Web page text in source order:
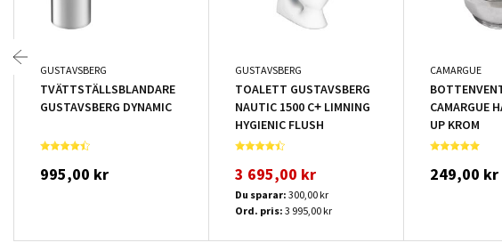
GUSTAVSBERG
TVÄTTSTÄLLSBLANDARE
GUSTAVSBERG DYNAMIC
995,00 kr
GUSTAVSBERG
TOALETT GUSTAVSBERG
NAUTIC 1500 C+ LIMNING
HYGIENIC FLUSH
3 695,00 kr
Du sparar: 300,00 kr
Ord. pris: 3 995,00 kr
CAMARGUE
CAMARGUE
UP KROM
249,00 kr